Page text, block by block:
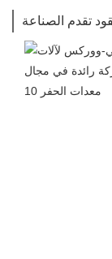
تقدم الصناعة